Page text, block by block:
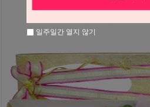
일주일간 열지 않기